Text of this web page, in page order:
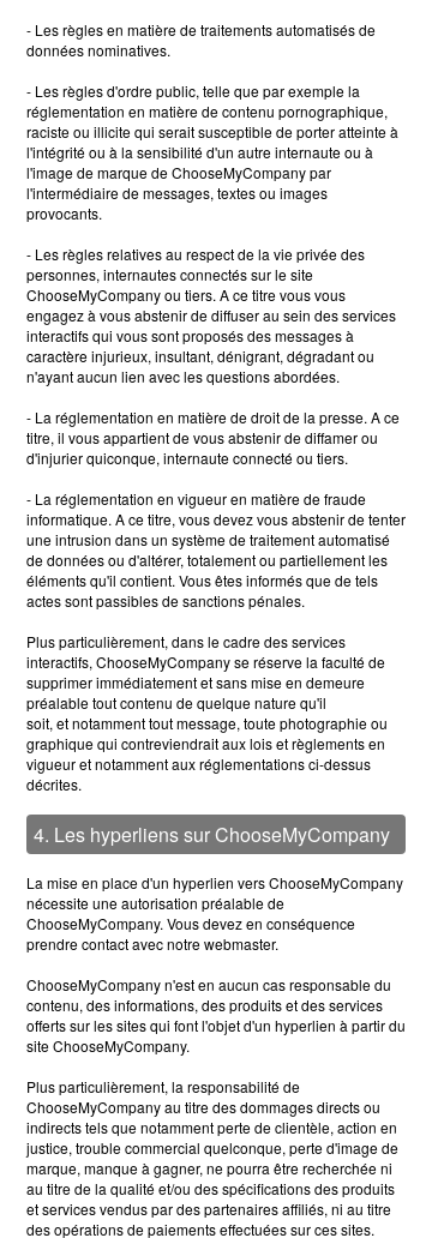
- Les règles en matière de traitements automatisés de
données nominatives.
- Les règles d'ordre public, telle que par exemple la
réglementation en matière de contenu pornographique,
raciste ou illicite qui serait susceptible de porter atteinte à
l'intégrité ou à la sensibilité d'un autre internaute ou à
l'image de marque de ChooseMyCompany par
l'intermédiaire de messages, textes ou images
provocants.
- Les règles relatives au respect de la vie privée des
personnes, internautes connectés sur le site
ChooseMyCompany ou tiers. A ce titre vous vous
engagez à vous abstenir de diffuser au sein des services
interactifs qui vous sont proposés des messages à
caractère injurieux, insultant, dénigrant, dégradant ou
n'ayant aucun lien avec les questions abordées.
- La réglementation en matière de droit de la presse. A ce
titre, il vous appartient de vous abstenir de diffamer ou
d'injurier quiconque, internaute connecté ou tiers.
- La réglementation en vigueur en matière de fraude
informatique. A ce titre, vous devez vous abstenir de tenter
une intrusion dans un système de traitement automatisé
de données ou d'altérer, totalement ou partiellement les
éléments qu'il contient. Vous êtes informés que de tels
actes sont passibles de sanctions pénales.
Plus particulièrement, dans le cadre des services
interactifs, ChooseMyCompany se réserve la faculté de
supprimer immédiatement et sans mise en demeure
préalable tout contenu de quelque nature qu'il
soit, et notamment tout message, toute photographie ou
graphique qui contreviendrait aux lois et règlements en
vigueur et notamment aux réglementations ci-dessus
décrites.
4. Les hyperliens sur ChooseMyCompany
La mise en place d'un hyperlien vers ChooseMyCompany
nécessite une autorisation préalable de
ChooseMyCompany. Vous devez en conséquence
prendre contact avec notre webmaster.
ChooseMyCompany n'est en aucun cas responsable du
contenu, des informations, des produits et des services
offerts sur les sites qui font l'objet d'un hyperlien à partir du
site ChooseMyCompany.
Plus particulièrement, la responsabilité de
ChooseMyCompany au titre des dommages directs ou
indirects tels que notamment perte de clientèle, action en
justice, trouble commercial quelconque, perte d'image de
marque, manque à gagner, ne pourra être recherchée ni
au titre de la qualité et/ou des spécifications des produits
et services vendus par des partenaires affiliés, ni au titre
des opérations de paiements effectuées sur ces sites.